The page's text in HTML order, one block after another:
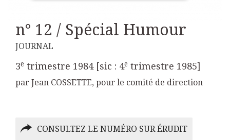
n° 12 / Spécial Humour
JOURNAL
3e trimestre 1984 [sic : 4e trimestre 1985]
par Jean COSSETTE, pour le comité de direction
CONSULTEZ LE NUMÉRO SUR ÉRUDIT